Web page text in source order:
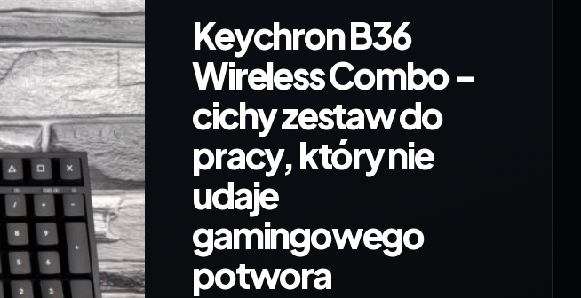
Keychron B36
Wireless Combo –
cichy zestaw do
pracy, który nie
udaje
gamingowego
potwora